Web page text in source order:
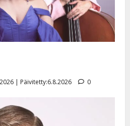
| Päivitetty:6.8.2026 0